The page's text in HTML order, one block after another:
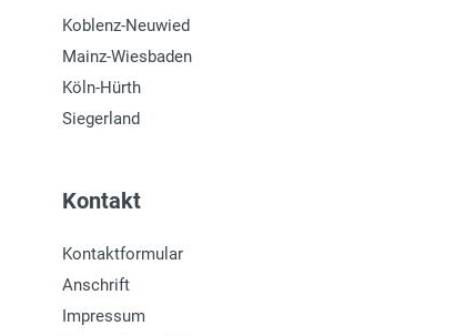
Koblenz-Neuwied
Mainz-Wiesbaden
Köln-Hürth
Siegerland
Kontakt
Kontaktformular
Anschrift
Impressum